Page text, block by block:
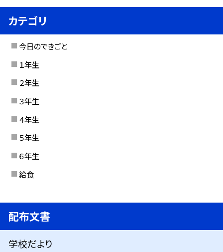
カテゴリ
今日のできごと
１年生
２年生
３年生
４年生
５年生
６年生
給食
配布文書
学校だより